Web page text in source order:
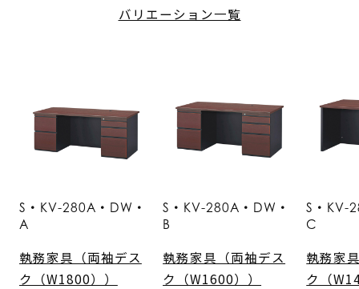
バリエーション一覧
S・KV-280A・DW・
A
執務家具（両袖デス
ク（W1800））
S・KV-280A・DW・
B
執務家具（両袖デス
ク（W1600））
S・KV-
C
執務家
ク（